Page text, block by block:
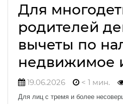
Для
родителей
вычеты по
недвижимое
19.06.2026 < 1 мин.
Для лиц с тремя и более